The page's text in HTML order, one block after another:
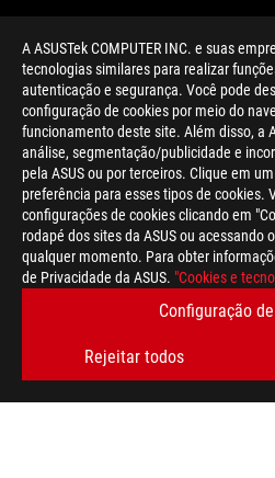
A ASUSTek COMPUTER INC. e suas
tecnologias similares para realizar
autenticação e segurança. Você pode
configuração de cookies por meio do
funcionamento deste site. Além disso, a
análise, segmentação/publicidade e
pela ASUS ou por terceiros. Clique em
preferência para esses tipos de cookies.
configurações de cookies clicando em
rodapé dos sites da ASUS ou acessando
qualquer momento. Para obter
de Privacidade da ASUS. "Cookies e
Configuração
Rejeitar todos
> GAMING FPS GAMING
OBTENHA AS ÚLTIMAS OFERTAS E